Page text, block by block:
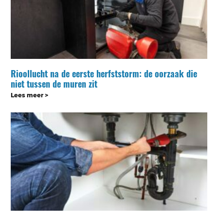
Rioollucht na de eerste herfststorm: de oorzaak die
niet tussen de muren zit
Lees meer >